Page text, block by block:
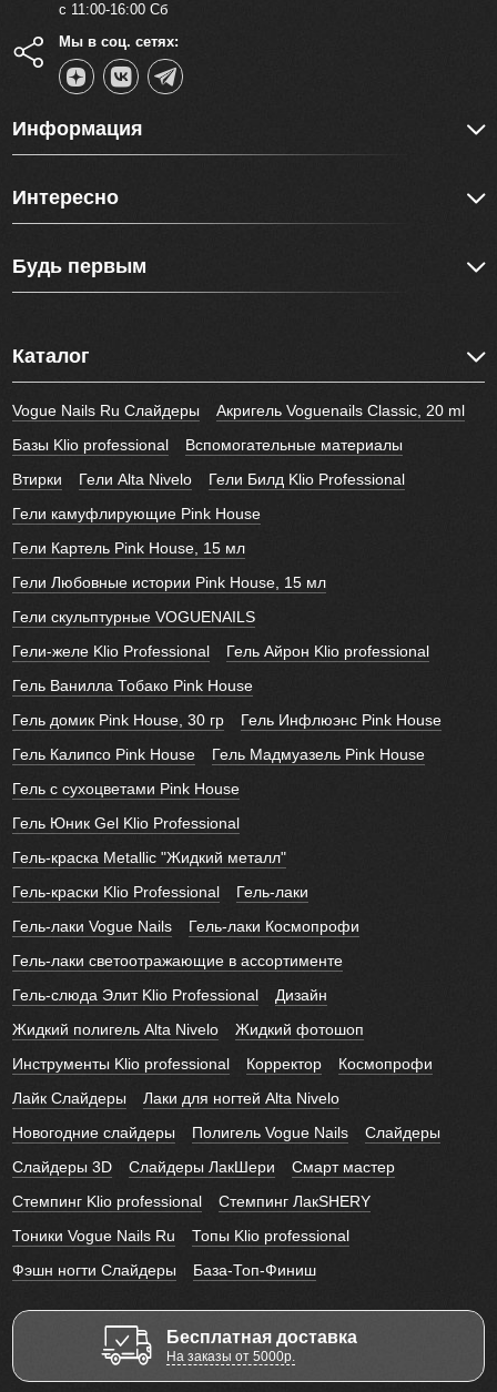
с 11:00-16:00 Сб
Мы в соц. сетях:
Информация
Интересно
Будь первым
Каталог
Vogue Nails Ru Слайдеры
Акригель Voguenails Classic, 20 ml
Базы Klio professional
Вспомогательные материалы
Втирки
Гели Alta Nivelo
Гели Билд Klio Professional
Гели камуфлирующие Pink House
Гели Картель Pink House, 15 мл
Гели Любовные истории Pink House, 15 мл
Гели скульптурные VOGUENAILS
Гели-желе Klio Professional
Гель Айрон Klio professional
Гель Ванилла Тобако Pink House
Гель домик Pink House, 30 гр
Гель Инфлюэнс Pink House
Гель Калипсо Pink House
Гель Мадмуазель Pink House
Гель с сухоцветами Pink House
Гель Юник Gel Klio Professional
Гель-краска Metallic "Жидкий металл"
Гель-краски Klio Professional
Гель-лаки
Гель-лаки Vogue Nails
Гель-лаки Космопрофи
Гель-лаки светоотражающие в ассортименте
Гель-слюда Элит Klio Professional
Дизайн
Жидкий полигель Alta Nivelo
Жидкий фотошоп
Инструменты Klio professional
Корректор
Космопрофи
Лайк Слайдеры
Лаки для ногтей Alta Nivelo
Новогодние слайдеры
Полигель Vogue Nails
Слайдеры
Слайдеры 3D
Слайдеры ЛакШери
Смарт мастер
Стемпинг Klio professional
Стемпинг ЛакSHERY
Тоники Vogue Nails Ru
Топы Klio professional
Фэшн ногти Слайдеры
База-Топ-Финиш
Бесплатная доставка
На заказы от 5000р.